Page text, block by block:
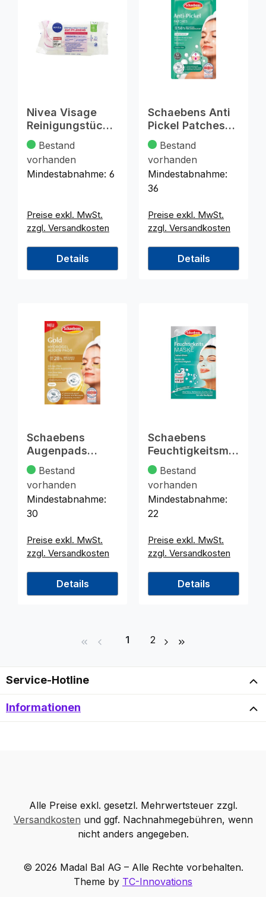
Nivea Visage
Reinigungstüche
r pflegend 25er
3in1Bestand
vorhanden
Mindestabnahme: 6
Preise exkl. MwSt.
zzgl. Versandkosten
Details
Schaebens Anti
Pickel Patches
unreine Haut 12
St Bestand
vorhanden
Mindestabnahme:
36
Preise exkl. MwSt.
zzgl. Versandkosten
Details
Schaebens
Augenpads
Hydrogel Gold 2
St Bestand
vorhanden
Mindestabnahme:
30
Preise exkl. MwSt.
zzgl. Versandkosten
Details
Schaebens
Feuchtigkeitsma
ske 2x5ml
Bestand
vorhanden
Mindestabnahme:
22
Preise exkl. MwSt.
zzgl. Versandkosten
Details
Seite
1 Seite
2
Service-Hotline
Informationen
Alle Preise exkl. gesetzl. Mehrwertsteuer zzgl.
Versandkosten und ggf. Nachnahmegebühren, wenn
nicht anders angegeben.
© 2026 Madal Bal AG – Alle Rechte vorbehalten.
Theme by TC-Innovations